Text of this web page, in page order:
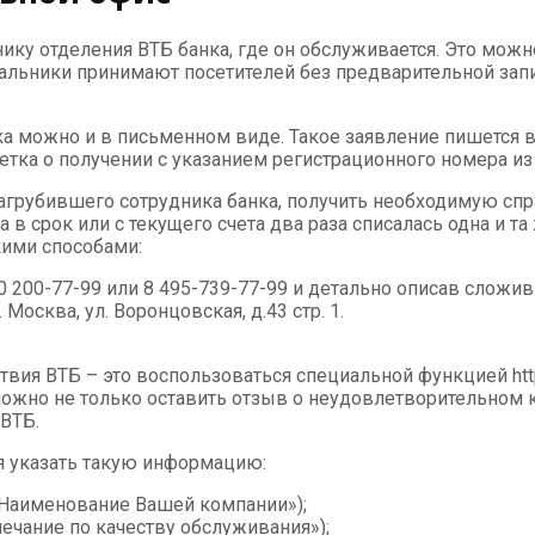
отделения ВТБ банка, где он обслуживается. Это
принимают посетителей без предварительной
можно и в письменном виде. Такое заявление
о получении с указанием регистрационного номера
сотрудника банка, получить необходимую
в срок или с текущего счета два раза списалась одна
способами:
77-99 или 8 495-739-77-99 и детально описав
ул. Воронцовская, д.43 стр. 1.
ВТБ – это воспользоваться специальной функцией
не только оставить отзыв о неудовлетворительном
указать такую информацию:
Вашей компании»);
по качеству обслуживания»);